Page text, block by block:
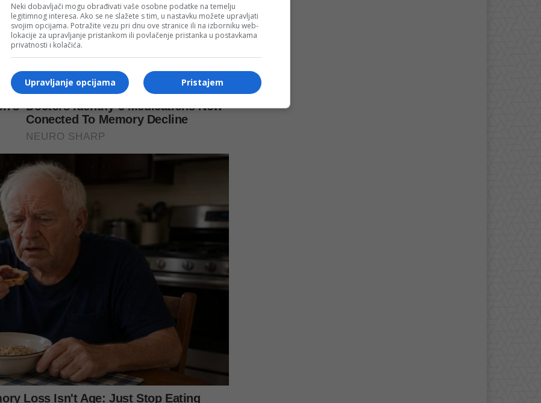
Neki dobavljači mogu obrađivati vaše osobne podatke na temelju
legitimnog interesa. Ako se ne slažete s tim, u nastavku možete upravljati
svojim opcijama. Potražite vezu pri dnu ove stranice ili na izborniku web-
lokacije za upravljanje pristankom ili povlačenje pristanka u postavkama
privatnosti i kolačića.
Pristajem
Upravljanje opcijama